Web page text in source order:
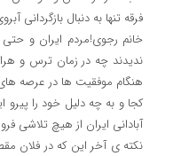
فرقه تنها به دنبال
خانم رجوی!مردم ایران و
ندیدند چه در زمان ترس و
هنگام موفقیت ها در عرصه های
کجا و به چه دلیل خود را
آبادانی ایران از هیچ تلاشی
نکته ی آخر این که در فلان